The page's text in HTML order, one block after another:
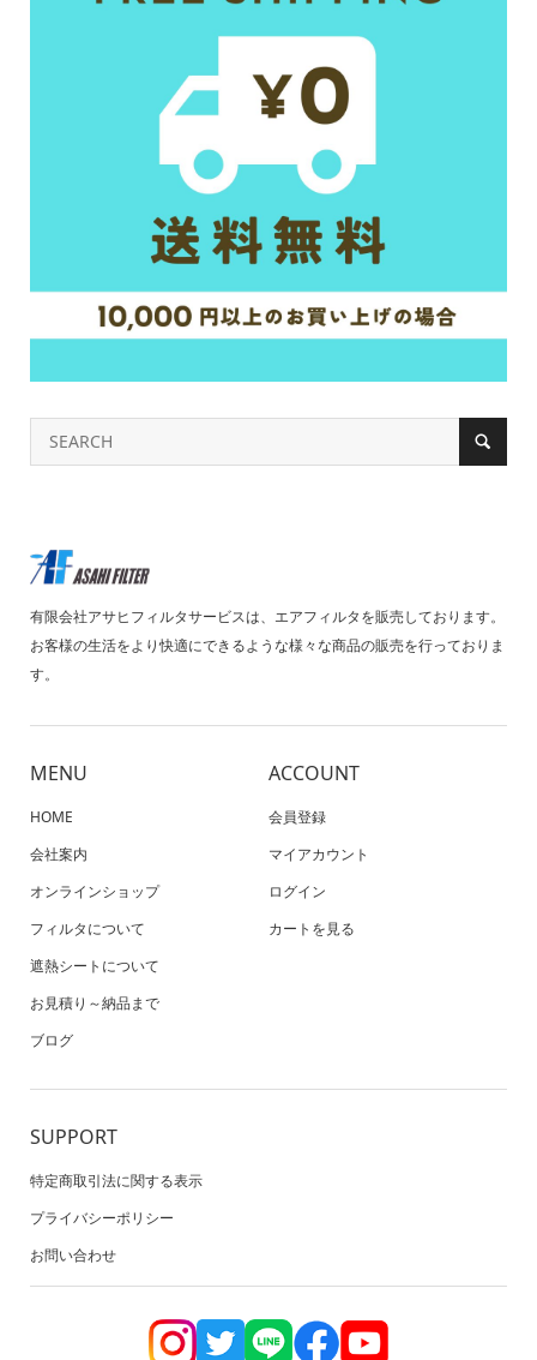
有限会社アサヒフィルタサービスは、エアフィルタを販売しております。
お客様の生活をより快適にできるような様々な商品の販売を行っておりま
す。
MENU
HOME
会社案内
オンラインショップ
フィルタについて
遮熱シートについて
お見積り～納品まで
ブログ
ACCOUNT
会員登録
マイアカウント
ログイン
カートを見る
SUPPORT
特定商取引法に関する表示
プライバシーポリシー
お問い合わせ